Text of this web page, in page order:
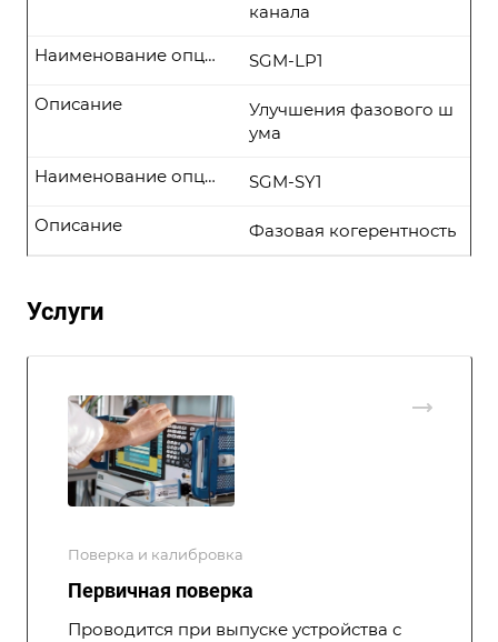
канала
SGM-LP1
Наименование опции
Улучшения фазового ш
ума
Описание
SGM-SY1
Наименование опции
Фазовая когерентность
Описание
Услуги
Поверка и калибровка
Первичная поверка
Проводится при выпуске устройства с